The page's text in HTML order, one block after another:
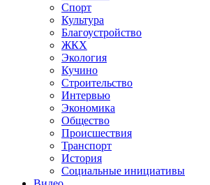
Спорт
Культура
Благоустройство
ЖКХ
Экология
Кучино
Строительство
Интервью
Экономика
Общество
Происшествия
Транспорт
История
Социальные инициативы